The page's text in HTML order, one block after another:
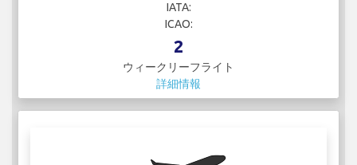
IATA:
ICAO:
2
ウィークリーフライト
詳細情報